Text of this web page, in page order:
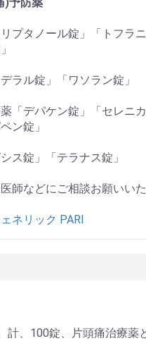
)予防薬
プタノール錠」「トフラニ
ラル錠」「ワソラン錠」
「デパケン錠」「セレニ
ン錠」
ス錠」「テラナス錠」
師などにご相談お願いいた
ネリック PARI
計、100錠、片頭痛治療薬